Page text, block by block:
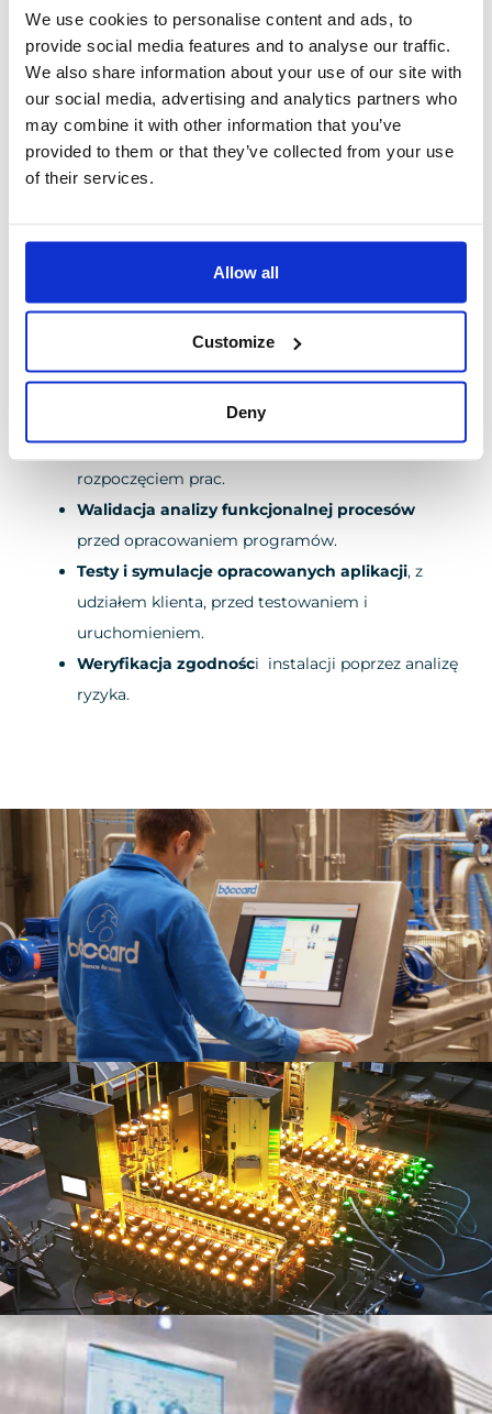
We use cookies to personalise content and ads, to
provide social media features and to analyse our traffic.
We also share information about your use of our site with
our social media, advertising and analytics partners who
may combine it with other information that you’ve
provided to them or that they’ve collected from your use
of their services.
Allow all
Customize
Deny
Pomożemy znaleźć rozwiązania, które usprawnią
działanie i pomogą zoptymalizować koszty. Zakres prac
obejmuje m.in.: rozdzielnice NN szafy zasilające i
sterownicze, pulpity operatorskie i stacje inżynierskie,
montaże AKPiA, montaże AKPiA w strefach
zagrożonych wybuchem (ATEX), układy sterowania
MES/SCADA oparte na rozwiązaniach takich
informatyczne dla obiektów przemysłowych
Walidacja danych wejściowych
harmonogram, wymagane standardy) przed
rozpoczęciem prac.
Walidacja analizy funkcjonalnej procesów
przed opracowaniem programów.
Testy i symulacje opracowanych aplikacji, z
udziałem klienta, przed testowaniem i
uruchomieniem.
Weryfikacja zgodności instalacji poprzez analizę
ryzyka.